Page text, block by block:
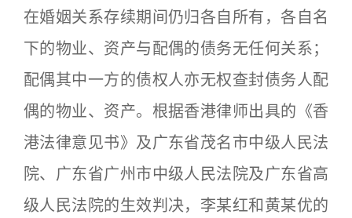
在婚姻关系存续期间仍归各自所有，各自名
下的物业、资产与配偶的债务无任何关系；
配偶其中一方的债权人亦无权查封债务人配
偶的物业、资产。根据香港律师出具的《香
港法律意见书》及广东省茂名市中级人民法
院、广东省广州市中级人民法院及广东省高
级人民法院的生效判决，李某红和黄某优的